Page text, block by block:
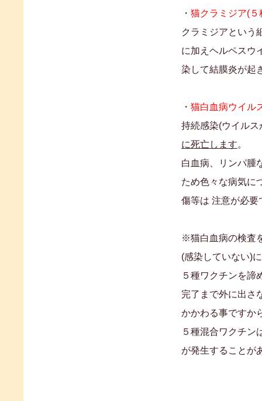
・ 猫クラミジア(
クラミジアという
に加えヘルペスウ
染して結膜炎が起
・ 猫白血病ウイ
持続感染(ウイル
に死亡します。
白血病、リンパ腫
ため色々な病気に
傷等は 注意が必要
※猫白血病の検査
(感染していない)
５種ワクチンを諦
完了まで外に出さ
かかわる事ですか
５種混合ワクチン
が発生することが